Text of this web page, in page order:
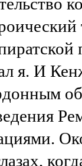
я. И